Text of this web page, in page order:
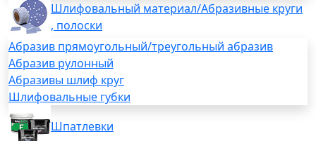
Шлифовальный материал/Абразивные круги
, полоски
Абразив прямоугольный/треугольный абразив
Абразив рулонный
Абразивы шлиф круг
Шлифовальные губки
Шпатлевки